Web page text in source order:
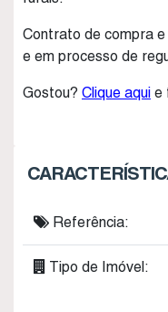
Contrato de compra
e em processo de
Gostou? Clique aqui e
Referência:
Tipo de Imóvel: